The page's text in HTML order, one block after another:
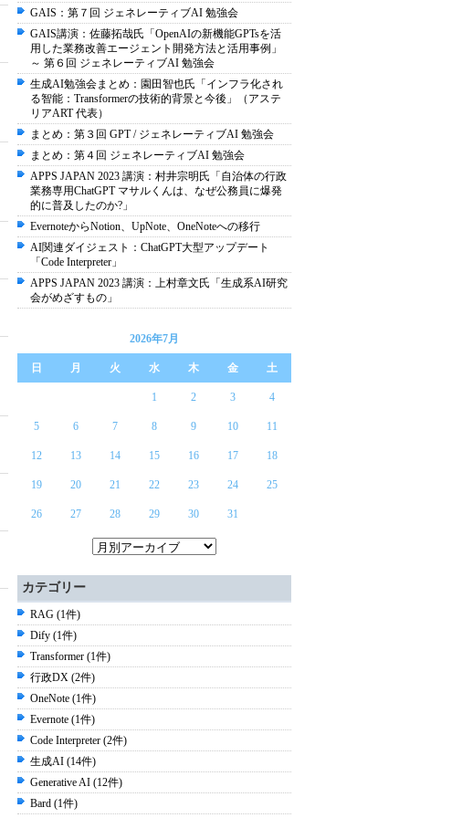
GAIS：第７回 ジェネレーティブAI 勉強会
GAIS講演：佐藤拓哉氏「OpenAIの新機能GPTsを活
用した業務改善エージェント開発方法と活用事例」
～ 第６回 ジェネレーティブAI 勉強会
生成AI勉強会まとめ：園田智也氏「インフラ化され
る智能：Transformerの技術的背景と今後」（アステ
リアART 代表）
まとめ：第３回 GPT / ジェネレーティブAI 勉強会
まとめ：第４回 ジェネレーティブAI 勉強会
APPS JAPAN 2023 講演：村井宗明氏「自治体の行政
業務専用ChatGPT マサルくんは、なぜ公務員に爆発
的に普及したのか?」
EvernoteからNotion、UpNote、OneNoteへの移行
AI関連ダイジェスト：ChatGPT大型アップデート
「Code Interpreter」
APPS JAPAN 2023 講演：上村章文氏「生成系AI研究
会がめざすもの」
2026年7月
日 月 火 水 木 金 土
1 2 3 4
5 6 7 8 9 10 11
12 13 14 15 16 17 18
19 20 21 22 23 24 25
26 27 28 29 30 31
カテゴリー
RAG (1件)
Dify (1件)
Transformer (1件)
行政DX (2件)
OneNote (1件)
Evernote (1件)
Code Interpreter (2件)
生成AI (14件)
Generative AI (12件)
Bard (1件)